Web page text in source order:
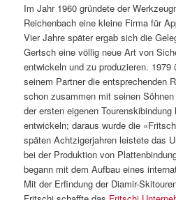
Im Jahr 1960 gründete der
Reichenbach eine kleine Firma für
Vier Jahre später ergab sich die
Gertsch eine völlig neue Art von
entwickeln und zu produzieren. 1979
seinem Partner die entsprechenden
schon zusammen mit seinen
der ersten eigenen
entwickeln; daraus wurde die
späten Achtzigerjahren leistete das
bei der Produktion von
begann mit dem Aufbau eines
Mit der Erfindung der Diamir-